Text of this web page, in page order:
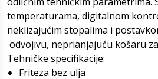
temperaturama, digitalnom
neklizajućim stopalima i
odvojivu, neprianjajuću košaru
Tehničke specifikacije:
Friteza bez ulja